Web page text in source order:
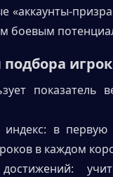
«аккаунты-
боевым
показатель
индекс: в
в каждом